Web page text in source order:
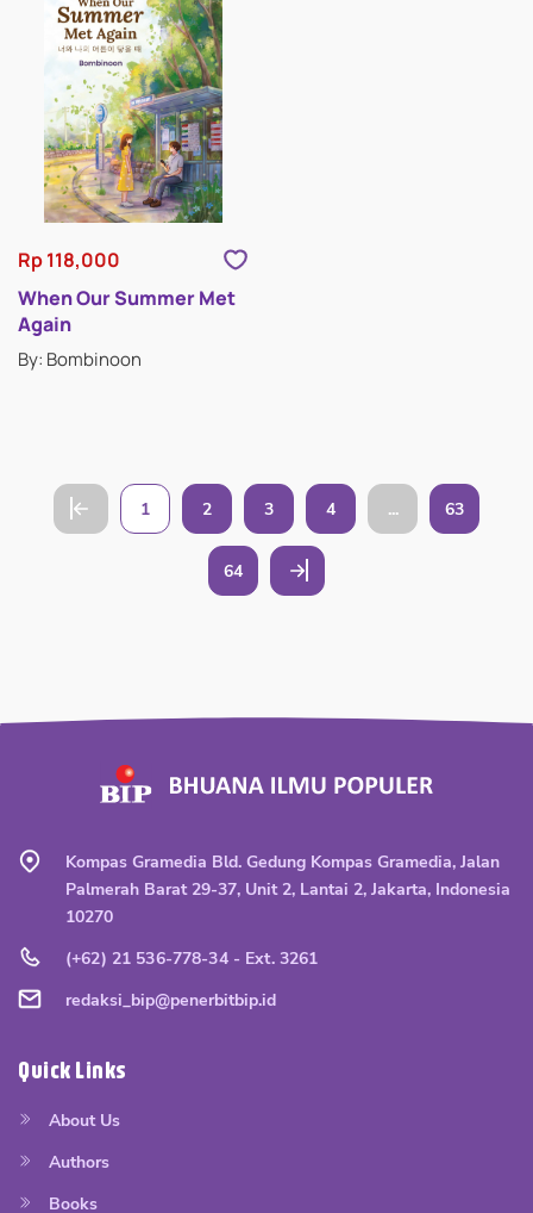
Rp 118,000
When Our Summer Met
Again
By: Bombinoon
1 2 3 4 ... 63
64
Kompas Gramedia Bld. Gedung Kompas Gramedia, Jalan
Palmerah Barat 29-37, Unit 2, Lantai 2, Jakarta, Indonesia
10270
(+62) 21 536-778-34 - Ext. 3261
redaksi_bip@penerbitbip.id
Quick Links
About Us
Authors
Books